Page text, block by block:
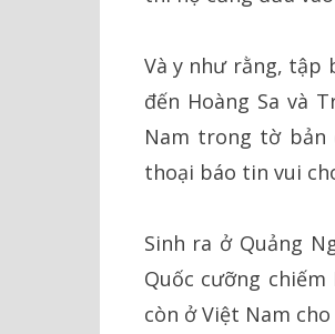
Và y như rằng, tập
đến Hoàng Sa và
Nam trong tờ bản
thoại báo tin vui
Sinh ra ở Quảng
Quốc cưỡng
còn ở Việt Nam